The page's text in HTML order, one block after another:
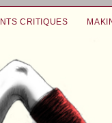
CRITIQUES